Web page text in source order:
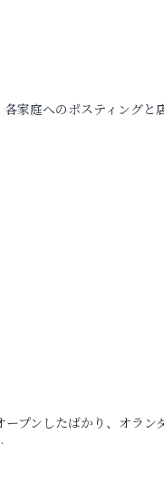
家庭へのポスティングと
プンしたばかり、オラン